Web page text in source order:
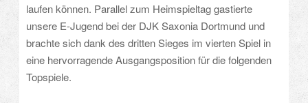
laufen können. Parallel zum Heimspieltag gastierte
unsere E-Jugend bei der DJK Saxonia Dortmund und
brachte sich dank des dritten Sieges im vierten Spiel in
eine hervorragende Ausgangsposition für die folgenden
Topspiele.